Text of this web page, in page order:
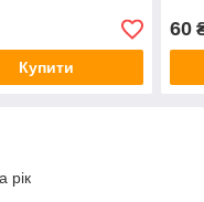
Купити
60
рік